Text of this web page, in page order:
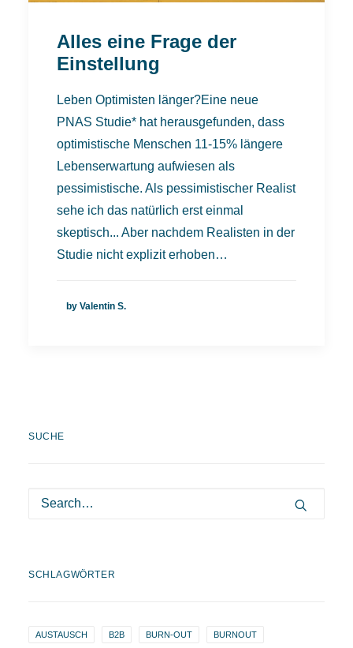
Alles eine Frage der
Einstellung
Leben Optimisten länger?Eine neue
PNAS Studie* hat herausgefunden, dass
optimistische Menschen 11-15% längere
Lebenserwartung aufwiesen als
pessimistische. Als pessimistischer Realist
sehe ich das natürlich erst einmal
skeptisch... Aber nachdem Realisten in der
Studie nicht explizit erhoben…
by Valentin S.
SUCHE
SCHLAGWÖRTER
AUSTAUSCH B2B BURN-OUT BURNOUT